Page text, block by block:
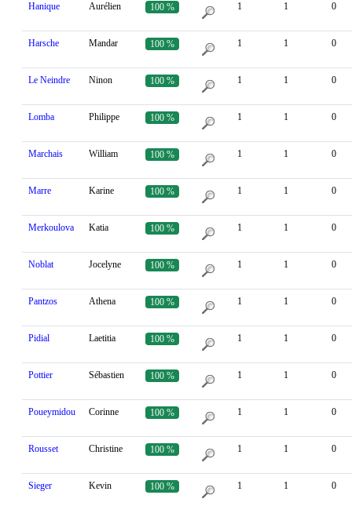
Hanique Aurélien 100 % 1 1 0
Harsche Mandar 100 % 1 1 0
Le Neindre Ninon 100 % 1 1 0
Lomba Philippe 100 % 1 1 0
Marchais William 100 % 1 1 0
Marre Karine 100 % 1 1 0
Merkoulova Katia 100 % 1 1 0
Noblat Jocelyne 100 % 1 1 0
Pantzos Athena 100 % 1 1 0
Pidial Laetitia 100 % 1 1 0
Pottier Sébastien 100 % 1 1 0
Poueymidou Corinne 100 % 1 1 0
Rousset Christine 100 % 1 1 0
Sieger Kevin 100 % 1 1 0